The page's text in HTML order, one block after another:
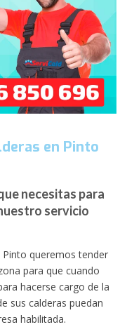
en Pinto
necesitas para
servicio
queremos tender
para que cuando
hacerse cargo de la
sus calderas puedan
habilitada.